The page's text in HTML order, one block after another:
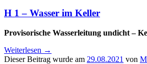
H 1 – Wasser im Keller
Provisorische Wasserleitung undicht –
Weiterlesen →
Dieser Beitrag wurde am 29.08.2021 von